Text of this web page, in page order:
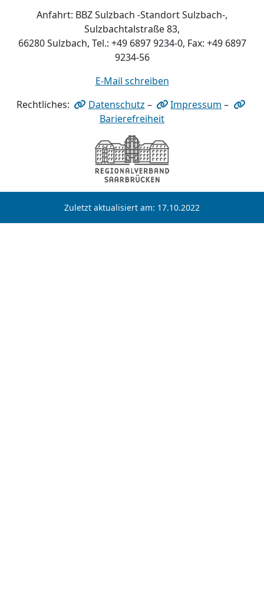
Anfahrt: BBZ Sulzbach -Standort Sulzbach-,
Sulzbachtalstraße 83,
66280 Sulzbach, Tel.: +49 6897 9234-0, Fax: +49 6897
9234-56
E-Mail schreiben
Rechtliches:
Datenschutz – Impressum –
Barierefreiheit
Zuletzt aktualisiert am: 17.10.2022